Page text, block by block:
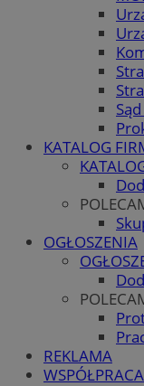
KATALOG
OGŁOSZENIA
REKLAMA
WSPÓŁPRACA